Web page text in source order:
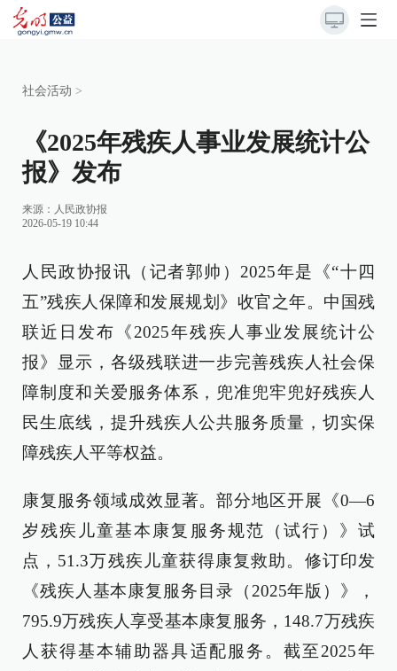
社会活动 >
《2025年残疾人事业发展统计公
报》发布
来源： 人民政协报
2026-05-19 10:44
人民政协报讯（记者郭帅）2025年是《“十四
五”残疾人保障和发展规划》收官之年。中国残
联近日发布《2025年残疾人事业发展统计公
报》显示，各级残联进一步完善残疾人社会保
障制度和关爱服务体系，兜准兜牢兜好残疾人
民生底线，提升残疾人公共服务质量，切实保
障残疾人平等权益。
康复服务领域成效显著。部分地区开展《0—6
岁残疾儿童基本康复服务规范（试行）》试
点，51.3万残疾儿童获得康复救助。修订印发
《残疾人基本康复服务目录（2025年版）》，
795.9万残疾人享受基本康复服务，148.7万残疾
人获得基本辅助器具适配服务。截至2025年